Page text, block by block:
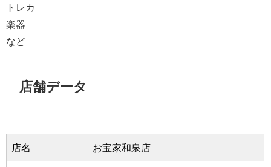
トレカ
楽器
など
店舗データ
店名 お宝家和泉店